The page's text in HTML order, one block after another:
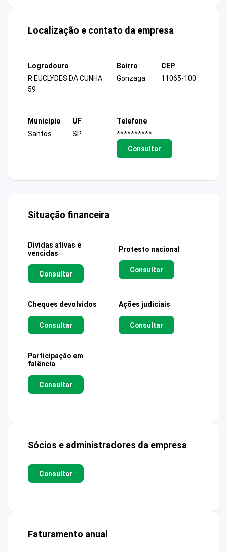
Localização e contato da empresa
Logradouro
R EUCLYDES DA CUNHA
59
Bairro
Gonzaga
CEP
11065-100
Município
Santos
UF
SP
Telefone
**********
Consultar
Situação financeira
Dívidas ativas e
vencidas
Consultar
Protesto nacional
Consultar
Cheques devolvidos
Consultar
Ações judiciais
Consultar
Participação em
falência
Consultar
Sócios e administradores da empresa
Consultar
Faturamento anual